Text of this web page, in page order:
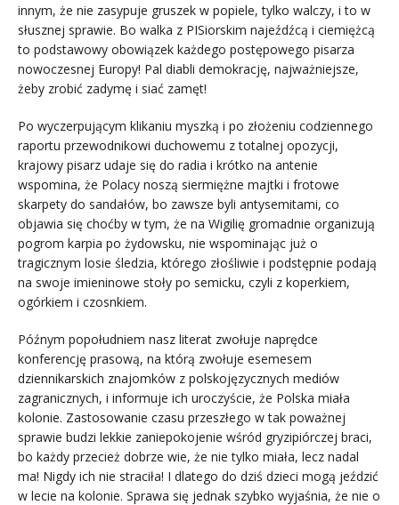
innym, że nie zasypuje gruszek w popiele, tylko walczy, i to w
słusznej sprawie. Bo walka z PISiorskim najeźdźcą i ciemiężcą
to podstawowy obowiązek każdego postępowego pisarza
nowoczesnej Europy! Pal diabli demokrację, najważniejsze,
żeby zrobić zadymę i siać zamęt!
Po wyczerpującym klikaniu myszką i po złożeniu codziennego
raportu przewodnikowi duchowemu z totalnej opozycji,
krajowy pisarz udaje się do radia i krótko na antenie
wspomina, że Polacy noszą siermiężne majtki i frotowe
skarpety do sandałów, bo zawsze byli antysemitami, co
objawia się choćby w tym, że na Wigilię gromadnie organizują
pogrom karpia po żydowsku, nie wspominając już o
tragicznym losie śledzia, którego złośliwie i podstępnie podają
na swoje imieninowe stoły po semicku, czyli z koperkiem,
ogórkiem i czosnkiem.
Późnym popołudniem nasz literat zwołuje naprędce
konferencję prasową, na którą zwołuje esemesem
dziennikarskich znajomków z polskojęzycznych mediów
zagranicznych, i informuje ich uroczyście, że Polska miała
kolonie. Zastosowanie czasu przeszłego w tak poważnej
sprawie budzi lekkie zaniepokojenie wśród gryzipiórczej braci,
bo każdy przecież dobrze wie, że nie tylko miała, lecz nadal
ma! Nigdy ich nie straciła! I dlatego do dziś dzieci mogą jeździć
w lecie na kolonie. Sprawa się jednak szybko wyjaśnia, że nie o